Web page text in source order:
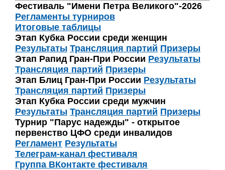
Фестиваль "Имени Петра Великого"-2026
Регламенты турниров
Итоговые таблицы
Этап Кубка России среди женщин
Результаты Трансляция партий Призеры
Этап Рапид Гран-При России Результаты
Трансляция партий Призеры
Этап Блиц Гран-При России Результаты
Трансляция партий Призеры
Этап Кубка России среди мужчин
Результаты Трансляция партий Призеры
Турнир "Парус надежды" - открытое
первенство ЦФО среди инвалидов
Регламент Результаты
Телеграм-канал фестиваля
Группа ВКонтакте фестиваля